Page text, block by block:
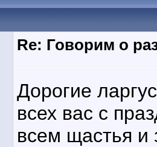
Re: Говорим о
Дорогие
всех вас с
всем щастья и